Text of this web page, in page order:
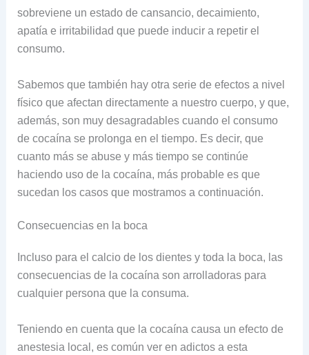
sobreviene un estado de cansancio, decaimiento,
apatía e irritabilidad que puede inducir a repetir el
consumo.
Sabemos que también hay otra serie de efectos a nivel
físico que afectan directamente a nuestro cuerpo, y que,
además, son muy desagradables cuando el consumo
de cocaína se prolonga en el tiempo. Es decir, que
cuanto más se abuse y más tiempo se continúe
haciendo uso de la cocaína, más probable es que
sucedan los casos que mostramos a continuación.
Consecuencias en la boca
Incluso para el calcio de los dientes y toda la boca, las
consecuencias de la cocaína son arrolladoras para
cualquier persona que la consuma.
Teniendo en cuenta que la cocaína causa un efecto de
anestesia local, es común ver en adictos a esta